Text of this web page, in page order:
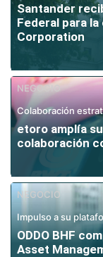
Santander
Federal para
Corporation
NEGOCIO
Colaboración
etoro amplía
colaboración
NEGOCIO
Impulso a su
ODDO BHF
Asset